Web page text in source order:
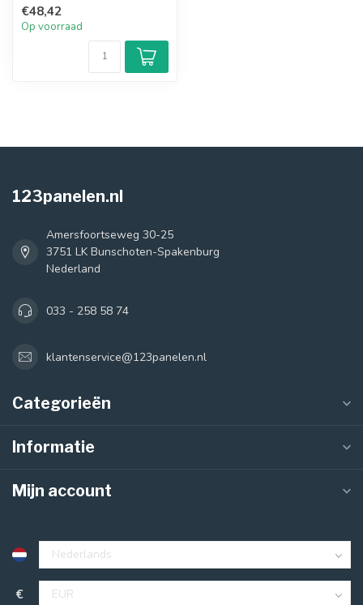
€48,42
Op voorraad
123panelen.nl
Amersfoortseweg 30-25
3751 LK Bunschoten-Spakenburg
Nederland
033 - 258 58 74
klantenservice@123panelen.nl
Categorieën
Informatie
Mijn account
€